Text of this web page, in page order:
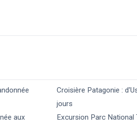
Croisière Patagonie :
jours
aux
Excursion Parc National